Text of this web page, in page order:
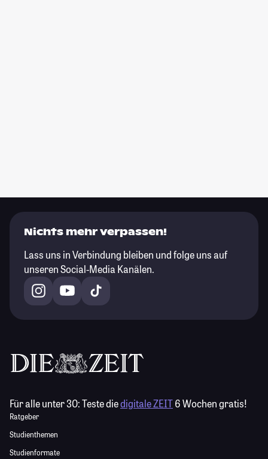
Nichts mehr verpassen!
Lass uns in Verbindung bleiben und folge uns auf
unseren Social-Media Kanälen.
Für alle unter 30:Teste diedigitale ZEIT6 Wochen gratis!
Ratgeber
Studienthemen
Studienformate